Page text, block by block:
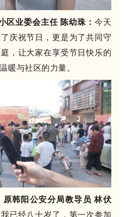
区业委会主任 陈幼珠 ： 今天
庆祝节日，更是为了共同守
，让大家在享受节日快乐的
暖与社区的力量。
原韩阳公安分局教导员林伏
已经八十岁了，第一次参加